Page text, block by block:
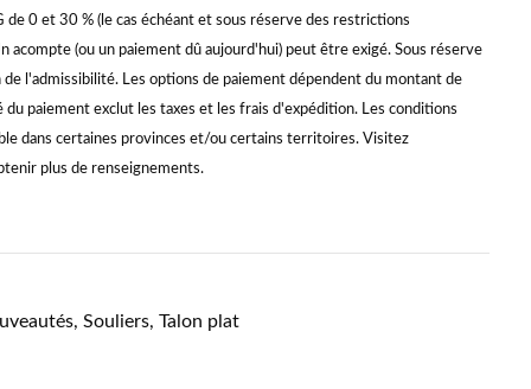
de 0 et 30 % (le cas échéant et sous réserve des restrictions
acompte (ou un paiement dû aujourd'hui) peut être exigé. Sous réserve
l'admissibilité. Les options de paiement dépendent du montant de
paiement exclut les taxes et les frais d'expédition. Les conditions
dans certaines provinces et/ou certains territoires. Visitez
plus de renseignements.
, Souliers, Talon plat